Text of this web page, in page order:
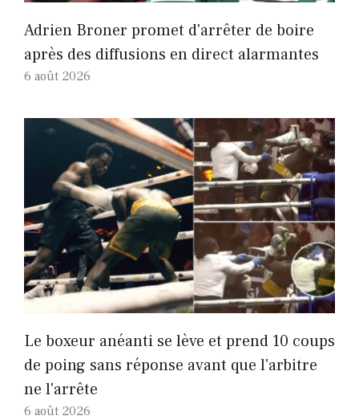
Adrien Broner promet d'arrêter de boire
après des diffusions en direct alarmantes
6 août 2026
Le boxeur anéanti se lève et prend 10 coups
de poing sans réponse avant que l'arbitre
ne l'arrête
6 août 2026